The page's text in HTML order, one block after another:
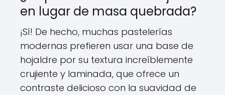
en lugar de masa quebrada?
¡Sí! De hecho, muchas pastelerías
modernas prefieren usar una base de
hojaldre por su textura increíblemente
crujiente y laminada, que ofrece un
contraste delicioso con la suavidad de